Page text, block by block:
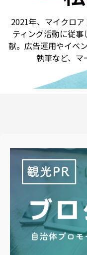
2021年、マイクロ
ティング活動に従
献。広告運用やイベ
執筆など、マ